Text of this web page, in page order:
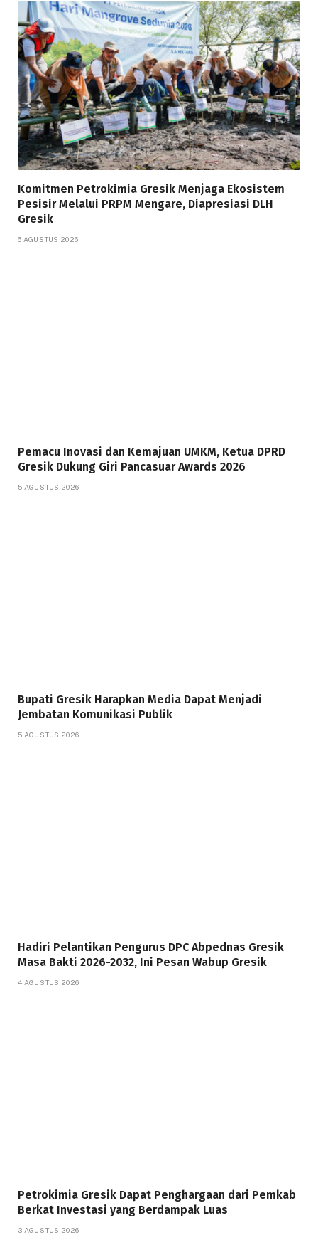
Komitmen Petrokimia Gresik Menjaga Ekosistem
Pesisir Melalui PRPM Mengare, Diapresiasi DLH
Gresik
6 AGUSTUS 2026
Pemacu Inovasi dan Kemajuan UMKM, Ketua DPRD
Gresik Dukung Giri Pancasuar Awards 2026
5 AGUSTUS 2026
Bupati Gresik Harapkan Media Dapat Menjadi
Jembatan Komunikasi Publik
5 AGUSTUS 2026
Hadiri Pelantikan Pengurus DPC Abpednas Gresik
Masa Bakti 2026-2032, Ini Pesan Wabup Gresik
4 AGUSTUS 2026
Petrokimia Gresik Dapat Penghargaan dari Pemkab
Berkat Investasi yang Berdampak Luas
3 AGUSTUS 2026